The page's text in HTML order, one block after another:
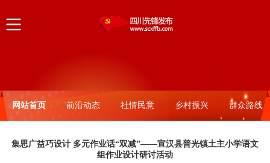
网站首页 前沿动态 社情民意 乡村振兴 群众路线
集思广益巧设计 多元作业话“双减”——宣汉县普光镇土主小学语文
组作业设计研讨活动